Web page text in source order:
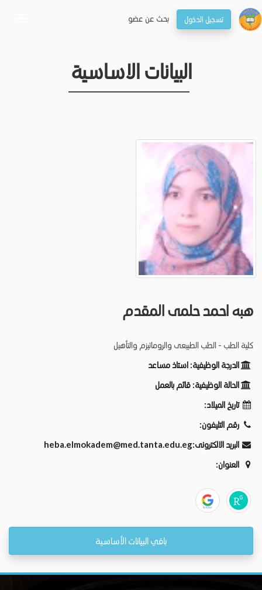
تسجيل الدخول بحـث عن عضو
البيانات الاساسية
هبه احمد حلمى المقدم
كلية الطب - الطب الطبيعى والروماتيزم والتأهيل
الدرجة الوظيفية: استاذ مساعد
الحالة الوظيفية: قائم بالعمل
تاريخ الميلاد:
رقم التليفون:
البريد الالكترونى:heba.elmokadem@med.tanta.edu.eg
العنوان:
باقي البيانات الأساسية